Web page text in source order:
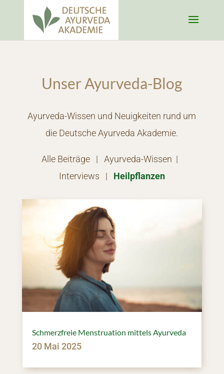
Unser Ayurveda-Blog
Ayurveda-Wissen und Neuigkeiten rund um
die Deutsche Ayurveda Akademie.
Alle Beiträge |Ayurveda-Wissen |
Interviews | Heilpflanzen
Schmerzfreie Menstruation mittels Ayurveda
20 Mai 2025